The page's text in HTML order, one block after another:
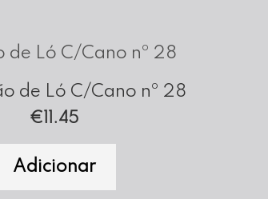
de Ló C/Cano nº 28
€ 11.45
Adicionar